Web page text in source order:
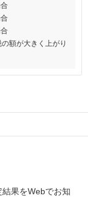
額が大きく上がり
果をWebでお知